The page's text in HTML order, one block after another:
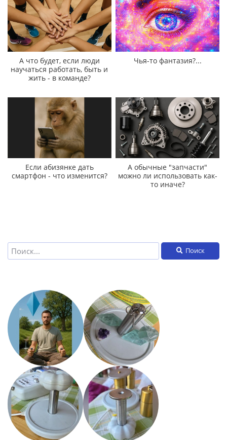
А что будет, если люди
научаться работать, быть и
жить - в команде?
Чья-то фантазия?...
Если абизянке дать
смартфон - что изменится?
А обычные "запчасти"
можно ли использовать как-
то иначе?
Поиск